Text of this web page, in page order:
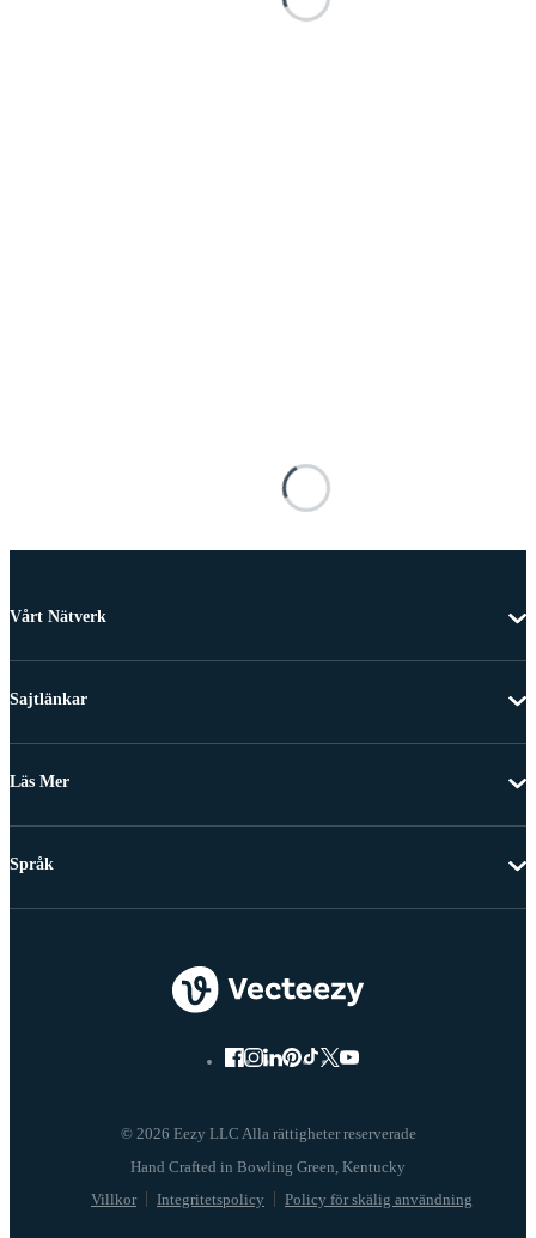
Vårt Nätverk
Sajtlänkar
Läs Mer
© 2026 Eezy LLC Alla rättigheter reserverade
Villkor Integritetspolicy Policy för skälig användning
Språk